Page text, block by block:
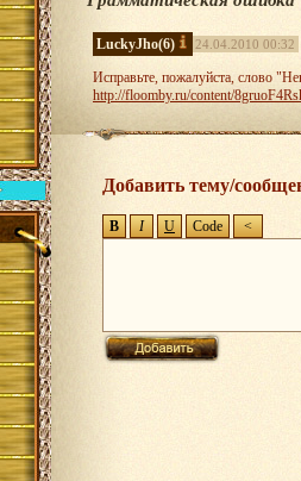
LuckyJho(6) 24.04.2010 00:32
Исправьте, пожалуйста, слово
http://floomby.ru/content/
Добавить тему/